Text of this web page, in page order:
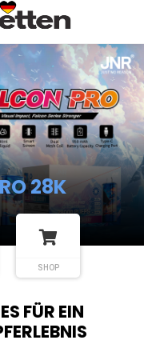
MAX
SHOP
FÜR EIN